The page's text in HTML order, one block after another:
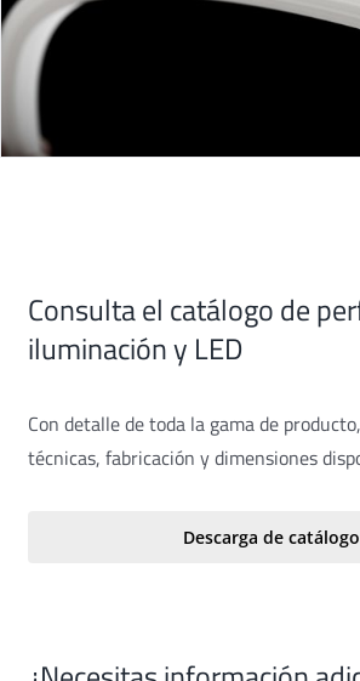
Consulta el catálogo de
iluminación y LED
Con detalle de toda la gama de
técnicas, fabricación y dimensiones
Descarga de catálogo